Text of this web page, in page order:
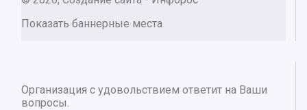
Показать баннерные места
Организация с удовольствием ответит на Ваши
вопросы.